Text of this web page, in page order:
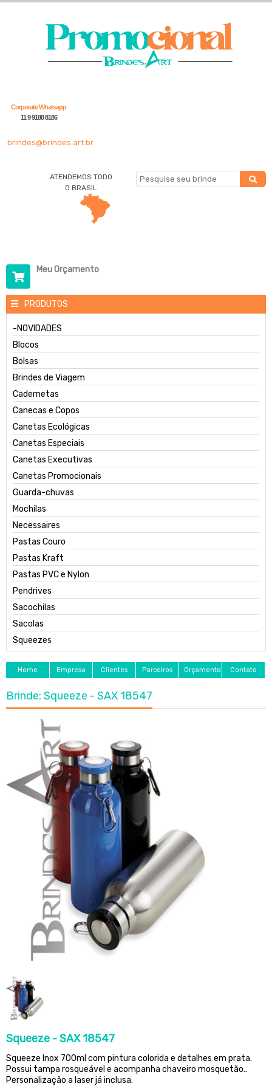
Corporate Whatsapp
11 9 9188 8186
brindes@brindes.art.br
ATENDEMOS TODO
O BRASIL
Meu Orçamento
PRODUTOS
-NOVIDADES
Blocos
Bolsas
Brindes de Viagem
Cadernetas
Canecas e Copos
Canetas Ecológicas
Canetas Especiais
Canetas Executivas
Canetas Promocionais
Guarda-chuvas
Mochilas
Necessaires
Pastas Couro
Pastas Kraft
Pastas PVC e Nylon
Pendrives
Sacochilas
Sacolas
Squeezes
Home Empresa Clientes Parceiros Orçamento Contato
Brinde: Squeeze - SAX 18547
Squeeze - SAX 18547
Squeeze Inox 700ml com pintura colorida e detalhes em prata.
Possui tampa rosqueável e acompanha chaveiro mosquetão..
Personalização a laser já inclusa.